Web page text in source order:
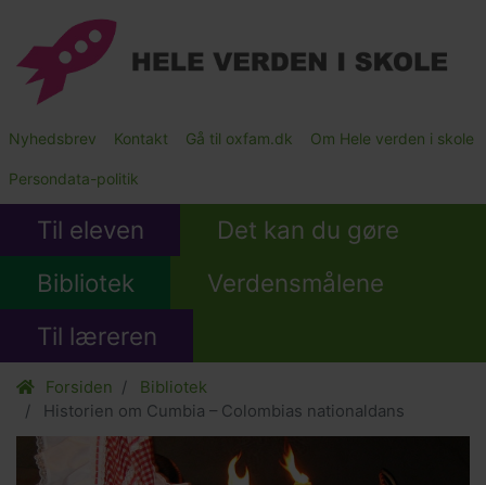
hovedindhold
Main
Submenu
Nyhedsbrev Kontakt Gå til oxfam.dk Om Hele verden i skole
Persondata-politik
Til eleven
Det kan du gøre
Bibliotek
Verdensmålene
Til læreren
Forsiden
Bibliotek
Historien om Cumbia – Colombias nationaldans